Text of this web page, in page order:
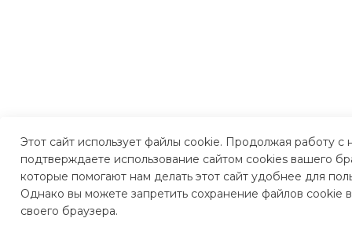
Этот сайт использует файлы cookie. Продолжая работу с
подтверждаете использование сайтом cookies вашего
которые помогают нам делать этот сайт удобнее для
Однако вы можете запретить сохранение файлов cookie
своего браузера.